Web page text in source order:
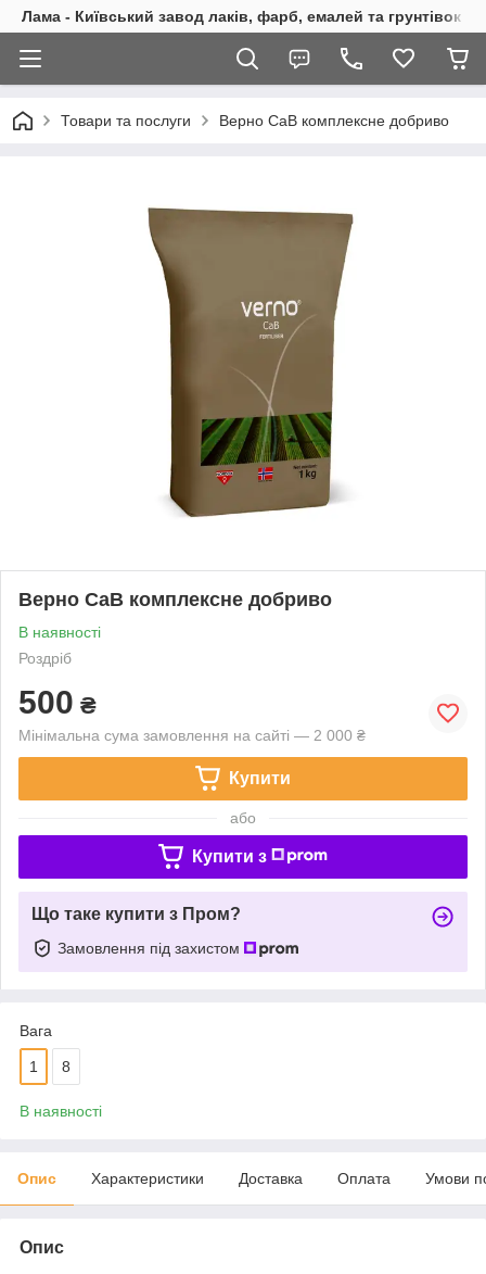
Лама - Київський завод лаків, фарб, емалей та грунтівок
Товари та послуги Верно CaB комплексне добриво
Верно CaB комплексне добриво
В наявності
Роздріб
500 ₴
Мінімальна сума замовлення на сайті — 2 000 ₴
Купити
або
Купити з
Що таке купити з Пром?
Замовлення під захистом
Вага
1 8
В наявності
Опис Характеристики Доставка Оплата Умови
Опис